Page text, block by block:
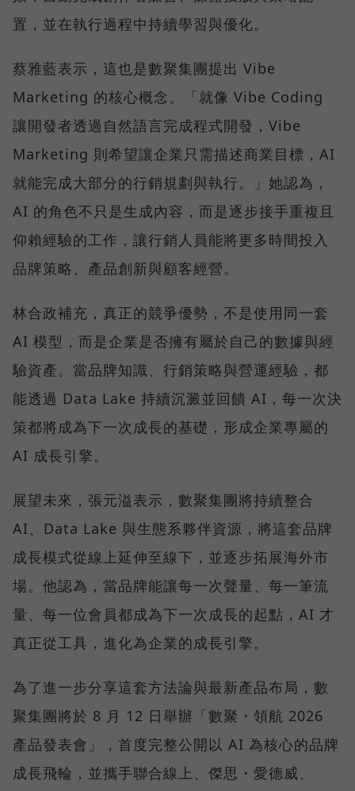
置，並在執行過程中持續學習與優化。
蔡雅藍表示，這也是數聚集團提出 Vibe
Marketing 的核心概念。「就像 Vibe Coding
讓開發者透過自然語言完成程式開發，Vibe
Marketing 則希望讓企業只需描述商業目標，AI
就能完成大部分的行銷規劃與執行。」她認為，
AI 的角色不只是生成內容，而是逐步接手重複且
仰賴經驗的工作，讓行銷人員能將更多時間投入
品牌策略、產品創新與顧客經營。
林合政補充，真正的競爭優勢，不是使用同一套
AI 模型，而是企業是否擁有屬於自己的數據與經
驗資產。當品牌知識、行銷策略與營運經驗，都
能透過 Data Lake 持續沉澱並回饋 AI，每一次決
策都將成為下一次成長的基礎，形成企業專屬的
AI 成長引擎。
展望未來，張元溢表示，數聚集團將持續整合
AI、Data Lake 與生態系夥伴資源，將這套品牌
成長模式從線上延伸至線下，並逐步拓展海外市
場。他認為，當品牌能讓每一次聲量、每一筆流
量、每一位會員都成為下一次成長的起點，AI 才
真正從工具，進化為企業的成長引擎。
為了進一步分享這套方法論與最新產品布局，數
聚集團將於 8 月 12 日舉辦「數聚・領航 2026
產品發表會」，首度完整公開以 AI 為核心的品牌
成長飛輪，並攜手聯合線上、傑思・愛德威、